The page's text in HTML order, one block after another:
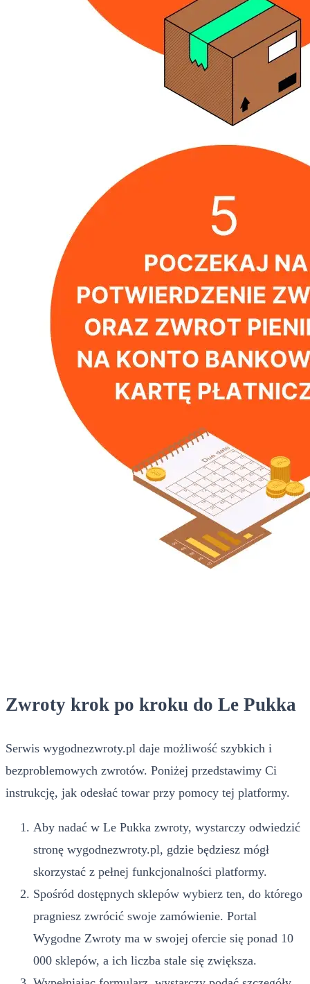
Zwroty krok po kroku do Le Pukka
Serwis wygodnezwroty.pl daje możliwość szybkich i
bezproblemowych zwrotów. Poniżej przedstawimy Ci
instrukcję, jak odesłać towar przy pomocy tej platformy.
Aby nadać w Le Pukka zwroty, wystarczy odwiedzić
stronę wygodnezwroty.pl, gdzie będziesz mógł
skorzystać z pełnej funkcjonalności platformy.
Spośród dostępnych sklepów wybierz ten, do którego
pragniesz zwrócić swoje zamówienie. Portal
Wygodne Zwroty ma w swojej ofercie się ponad 10
000 sklepów, a ich liczba stale się zwiększa.